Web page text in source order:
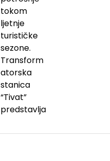
tokom
ljetnje
turističke
sezone.
Transform
atorska
stanica
“Tivat”
predstavlja